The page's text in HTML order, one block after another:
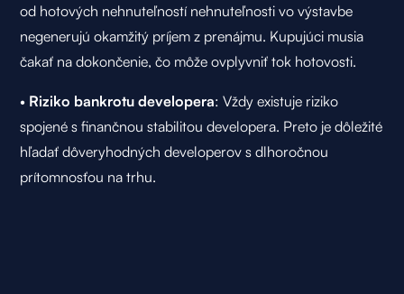
od hotových nehnuteľností nehnuteľnosti vo výstavbe
negenerujú okamžitý príjem z prenájmu. Kupujúci musia
čakať na dokončenie, čo môže ovplyvniť tok hotovosti.
• Riziko bankrotu developera: Vždy existuje riziko
spojené s finančnou stabilitou developera. Preto je dôležité
hľadať dôveryhodných developerov s dlhoročnou
prítomnosťou na trhu.